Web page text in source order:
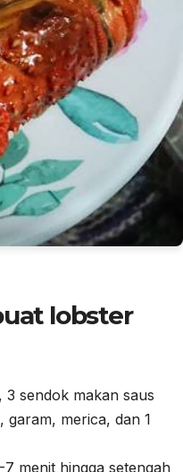
lobster
sendok makan saus
garam, merica, dan 1
menit hingga setengah